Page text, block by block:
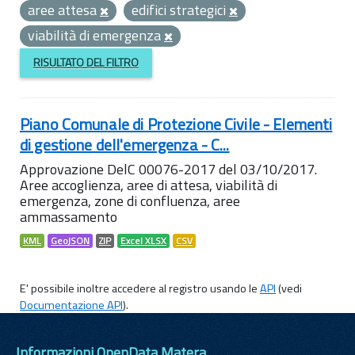
aree attesa
edifici strategici
viabilità di emergenza
RISULTATO DEL FILTRO
Piano Comunale di Protezione Civile - Elementi
di gestione dell'emergenza - C...
Approvazione DelC 00076-2017 del 03/10/2017.
Aree accoglienza, aree di attesa, viabilità di
emergenza, zone di confluenza, aree
ammassamento
KML GeoJSON ZIP Excel XLSX CSV
E' possibile inoltre accedere al registro usando leAPI(vedi
Documentazione API).